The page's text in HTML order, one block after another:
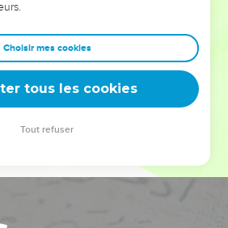
leaders, entrepreneurs, et responsables
plus de sagesse afin que leurs erreurs
Que vous guidiez un ministère, une
une famille, leur expérience est faite
Choisir mes cookies
tous les cookies
Tout refuser